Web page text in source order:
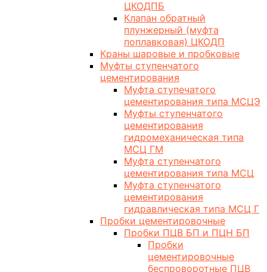
ЦКОДПБ
Клапан обратный
плунжерный (муфта
поплавковая) ЦКОДП
Краны шаровые и пробковые
Муфты ступенчатого
цементирования
Муфта ступечатого
цементирования типа МСЦЭ
Муфты ступенчатого
цементирования
гидромеханическая типа
МСЦ ГМ
Муфта ступенчатого
цементирования типа МСЦ
Муфта ступенчатого
цементирования
гидравлическая типа МСЦ Г
Пробки цементировочные
Пробки ПЦВ БП и ПЦН БП
Пробки
цементировочные
беспроворотные ПЦВ